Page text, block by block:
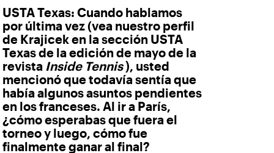
USTA Texas: Cuando hablamos
por última vez (vea nuestro perfil
de Krajicek en la sección USTA
Texas de la edición de mayo de la
revista Inside Tennis), usted
mencionó que todavía sentía que
había algunos asuntos pendientes
en los franceses. Al ir a París,
¿cómo esperabas que fuera el
torneo y luego, cómo fue
finalmente ganar al final?